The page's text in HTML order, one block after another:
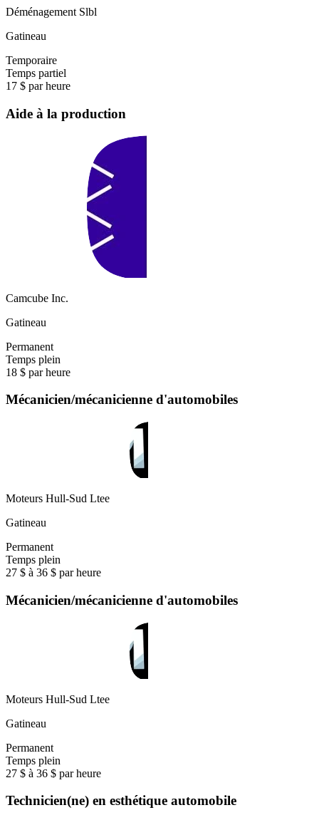
Déménagement Slbl
Gatineau
Temporaire
Temps partiel
17 $ par heure
Aide à la production
Camcube Inc.
Gatineau
Permanent
Temps plein
18 $ par heure
Mécanicien/mécanicienne d'automobiles
Moteurs Hull-Sud Ltee
Gatineau
Permanent
Temps plein
27 $ à 36 $ par heure
Mécanicien/mécanicienne d'automobiles
Moteurs Hull-Sud Ltee
Gatineau
Permanent
Temps plein
27 $ à 36 $ par heure
Technicien(ne) en esthétique automobile